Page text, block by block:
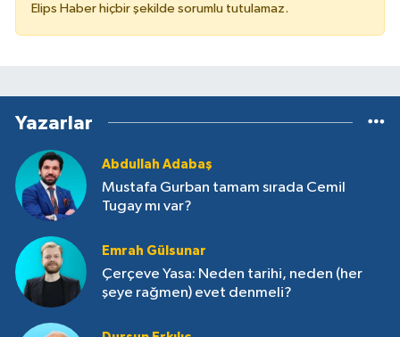
Elips Haber hiçbir şekilde sorumlu tutulamaz.
Yazarlar
Abdullah Adabaş
Mustafa Gurban tamam sırada Cemil
Tugay mı var?
Emrah Gülsunar
Çerçeve Yasa: Neden tarihi, neden (her
şeye rağmen) evet denmeli?